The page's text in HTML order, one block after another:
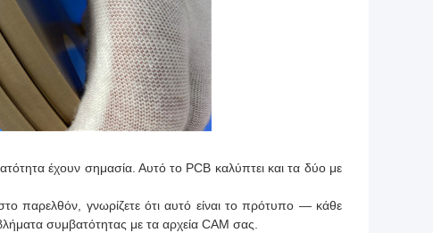
έχουν σημασία. Αυτό το PCB καλύπτει και τα δύο με
παρελθόν, γνωρίζετε ότι αυτό είναι το πρότυπο — κάθε
συμβατότητας με τα αρχεία CAM σας.